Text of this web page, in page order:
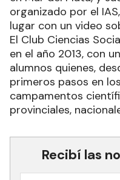
organizado por el
lugar con un video
El Club Ciencias
en el año 2013, con
alumnos quienes,
primeros pasos en
campamentos
provinciales,
Recibí las